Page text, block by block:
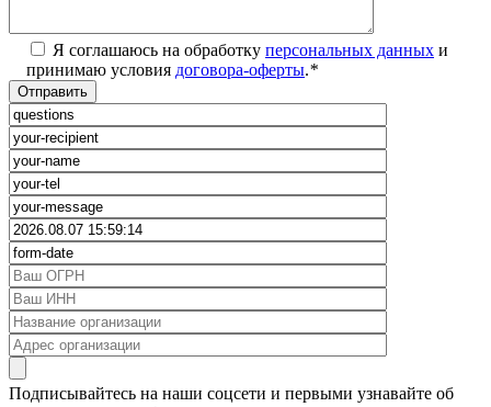
Я соглашаюсь на обработку персональных данных и
принимаю условия договора-оферты.*
Подписывайтесь на наши соцсети и первыми узнавайте об